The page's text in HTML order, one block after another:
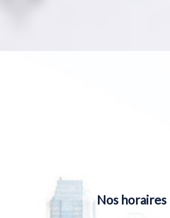
Nos horaires